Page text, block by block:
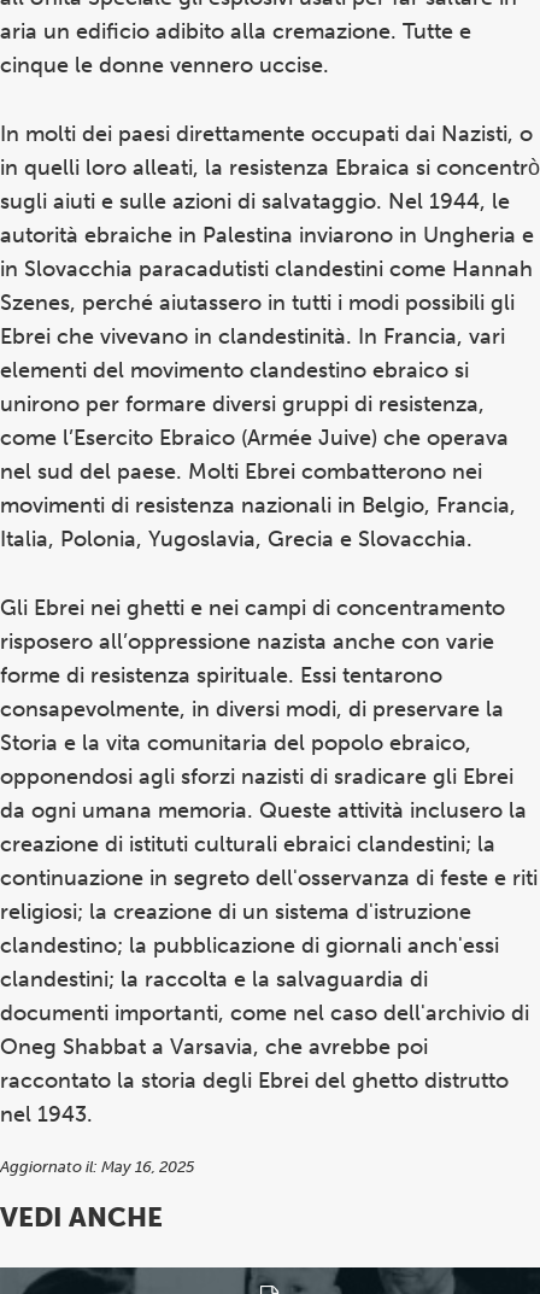
aria un edificio adibito alla cremazione. Tutte e
cinque le donne vennero uccise.
In molti dei paesi direttamente occupati dai Nazisti, o
in quelli loro alleati, la resistenza Ebraica si concentrò
sugli aiuti e sulle azioni di salvataggio. Nel 1944, le
autorità ebraiche in Palestina inviarono in Ungheria e
in Slovacchia paracadutisti clandestini come Hannah
Szenes, perché aiutassero in tutti i modi possibili gli
Ebrei che vivevano in clandestinità. In Francia, vari
elementi del movimento clandestino ebraico si
unirono per formare diversi gruppi di resistenza,
come l’Esercito Ebraico (Armée Juive) che operava
nel sud del paese. Molti Ebrei combatterono nei
movimenti di resistenza nazionali in Belgio, Francia,
Italia, Polonia, Yugoslavia, Grecia e Slovacchia.
Gli Ebrei nei ghetti e nei campi di concentramento
risposero all’oppressione nazista anche con varie
forme di resistenza spirituale. Essi tentarono
consapevolmente, in diversi modi, di preservare la
Storia e la vita comunitaria del popolo ebraico,
opponendosi agli sforzi nazisti di sradicare gli Ebrei
da ogni umana memoria. Queste attività inclusero la
creazione di istituti culturali ebraici clandestini; la
continuazione in segreto dell'osservanza di feste e riti
religiosi; la creazione di un sistema d'istruzione
clandestino; la pubblicazione di giornali anch'essi
clandestini; la raccolta e la salvaguardia di
documenti importanti, come nel caso dell'archivio di
Oneg Shabbat a Varsavia, che avrebbe poi
raccontato la storia degli Ebrei del ghetto distrutto
nel 1943.
Aggiornato il: May 16, 2025
VEDI ANCHE